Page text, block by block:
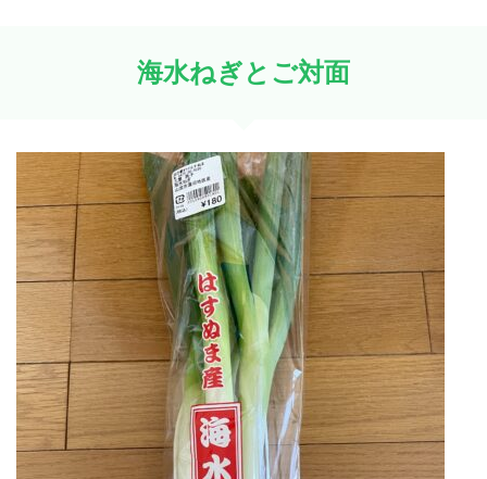
海水ねぎとご対面